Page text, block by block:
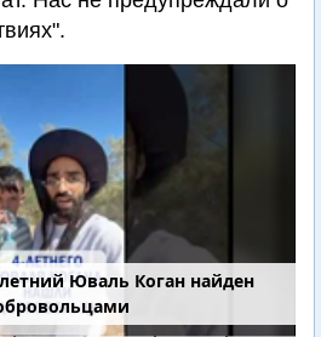
Юваль Коган найден